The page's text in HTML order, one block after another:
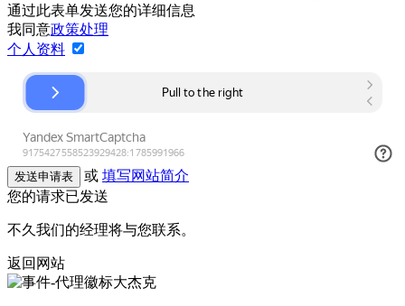
通过此表单发送您的详细信息
我同意政策处理
个人资料
发送申请表 或 填写网站简介
您的请求已发送
不久我们的经理将与您联系。
返回网站